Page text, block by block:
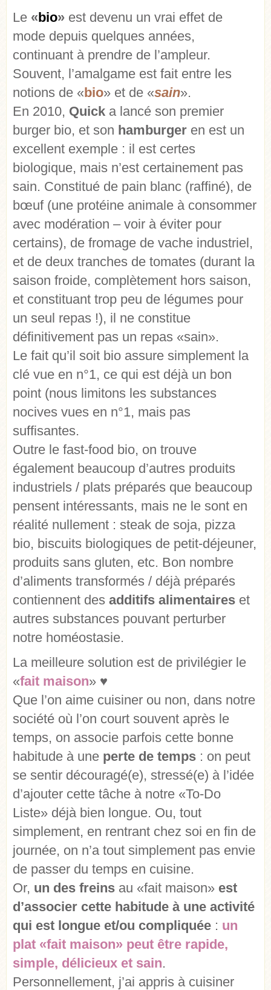
Le «bio» est devenu un vrai effet de
mode depuis quelques années,
continuant à prendre de l’ampleur.
Souvent, l’amalgame est fait entre les
notions de «bio» et de «sain».
En 2010, Quick a lancé son premier
burger bio, et son hamburger en est un
excellent exemple : il est certes
biologique, mais n’est certainement pas
sain. Constitué de pain blanc (raffiné), de
bœuf (une protéine animale à consommer
avec modération – voir à éviter pour
certains), de fromage de vache industriel,
et de deux tranches de tomates (durant la
saison froide, complètement hors saison,
et constituant trop peu de légumes pour
un seul repas !), il ne constitue
définitivement pas un repas «sain».
Le fait qu’il soit bio assure simplement la
clé vue en n°1, ce qui est déjà un bon
point (nous limitons les substances
nocives vues en n°1, mais pas
suffisantes.
Outre le fast-food bio, on trouve
également beaucoup d’autres produits
industriels / plats préparés que beaucoup
pensent intéressants, mais ne le sont en
réalité nullement : steak de soja, pizza
bio, biscuits biologiques de petit-déjeuner,
produits sans gluten, etc. Bon nombre
d’aliments transformés / déjà préparés
contiennent des additifs alimentaires et
autres substances pouvant perturber
notre homéostasie.
La meilleure solution est de privilégier le
«fait maison» ♥
Que l’on aime cuisiner ou non, dans notre
société où l’on court souvent après le
temps, on associe parfois cette bonne
habitude à une perte de temps : on peut
se sentir découragé(e), stressé(e) à l’idée
d’ajouter cette tâche à notre «To-Do
Liste» déjà bien longue. Ou, tout
simplement, en rentrant chez soi en fin de
journée, on n’a tout simplement pas envie
de passer du temps en cuisine.
Or, un des freins au «fait maison» est
d’associer cette habitude à une activité
qui est longue et/ou compliquée : un
plat «fait maison» peut être rapide,
simple, délicieux et sain.
Personnellement, j’ai appris à cuisiner